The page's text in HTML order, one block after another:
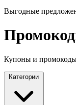
Выгодные
Купоны и
Категории